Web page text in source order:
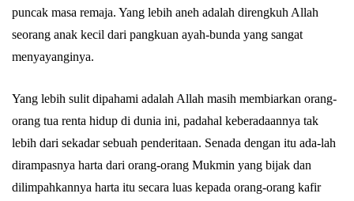
puncak masa remaja. Yang lebih aneh adalah direngkuh Allah
seorang anak kecil dari pangkuan ayah-bunda yang sangat
menyayanginya.
Yang lebih sulit dipahami adalah Allah masih membiarkan orang-
orang tua renta hidup di dunia ini, padahal keberadaannya tak
lebih dari sekadar sebuah penderitaan. Senada dengan itu ada-lah
dirampasnya harta dari orang-orang Mukmin yang bijak dan
dilimpahkannya harta itu secara luas kepada orang-orang kafir